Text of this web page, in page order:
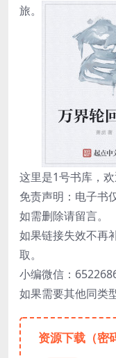
旅。
这里是1号书库，
免责声明：电子书
如需删除请留言。
如果链接失效不再
取。
小编微信：
如果需要其他同类
资源下载（密